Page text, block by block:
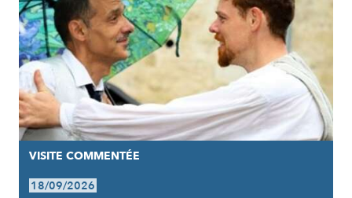
VISITE COMMENTÉE
18/09/2026